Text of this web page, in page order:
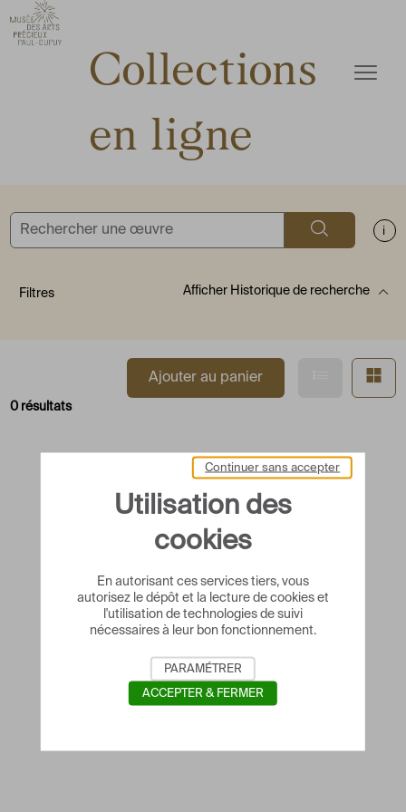
Accèder directement au contenu
Accèder directement au contenu
Collections
en ligne
Ouvrir
Rechercher
Filtres AfficherHistorique de recherche
0 résultats
Ajouter au panier Afficher
Utilisation des
cookies
En autorisant ces services tiers, vous
autorisez le dépôt et la lecture de cookies et
l'utilisation de technologies de suivi
nécessaires à leur bon fonctionnement.
Continuer sans accepter
PARAMÉTRER
ACCEPTER & FERMER